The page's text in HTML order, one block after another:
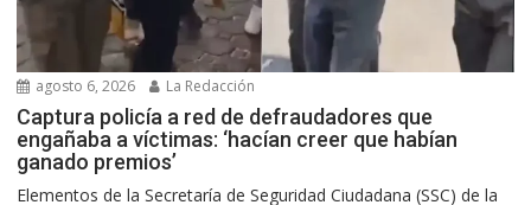
agosto 6, 2026 La Redacción
Captura policía a red de defraudadores que
engañaba a víctimas: ‘hacían creer que habían
ganado premios’
Elementos de la Secretaría de Seguridad Ciudadana (SSC) de la